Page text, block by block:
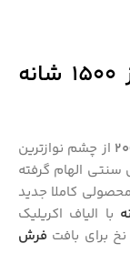
خرید فرش تندیس رنگ قرمز 1500 شانه
از چشم نوازترین
الهام گرفته
کاملا جدید
با الیاف اکریلیک
برای بافت فرش